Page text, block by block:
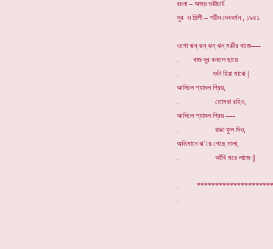
রচনা – অজয় ভট্টাচার্য
সুর ও শিল্পী – শচীন দেববর্মন , ১৯৪১
ওগো ঝন্ ঝন্ ঝন্ ঝন্ মঞ্জীর বাজে----
. বাজ দূর বনতল ছায়ে
. শুনি হিয়া মাঝে |
আসিলে শ্যামল প্রিয়,
. তোমরা রহিও,
আসিলে শ্যামল প্রিয় ----
. রাঙা ফুল দিও,
অভিমানে ঝ’রে গেছে মালা,
. আঁখি মরে লাজে ||
.